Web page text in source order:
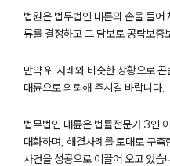
그
그
대륜
글로벌
고객
통
법원은 법무법인 대륜의 손을 들
류를 결정하고 그 담보로 공탁보증
만약 위 사례와 비슷한 상황으로
대륜으로 의뢰해 주시길 바랍니다.
법무법인 대륜은 법률전문가 3인
대화하며, 해결사례를 토대로 구
사건을 성공으로 이끌어 오고 있습